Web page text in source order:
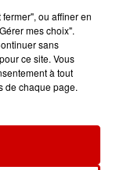
Voir plus
entrées
nos
ou affiner en
mes choix".
sans
ce site. Vous
à tout
de chaque page.